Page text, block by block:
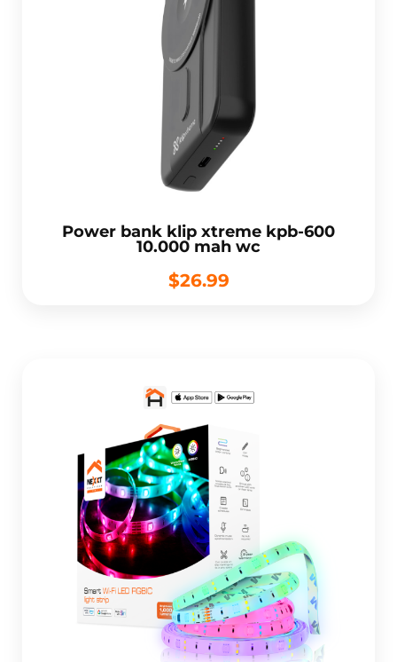
Power bank klip xtreme kpb-600
10.000 mah wc
$26.99